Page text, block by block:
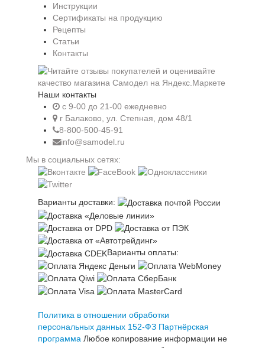
Инструкции
Сертификаты на продукцию
Рецепты
Статьи
Контакты
Наши контакты
c 9-00 до 21-00 ежедневно
г Балаково, ул. Степная, дом 48/1
8-800-500-45-91
info@samodel.ru
Мы в социальных сетях:
Варианты доставки:
Варианты оплаты:
Политика в отношении обработки
персональных данных 152-ФЗ Партнёрская
программа Любое копирование информации не